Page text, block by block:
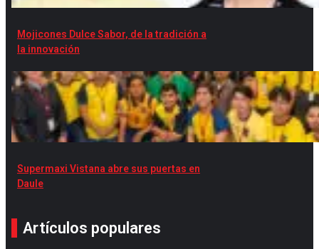
Mojicones Dulce Sabor, de la tradición a
la innovación
Supermaxi Vistana abre sus puertas en
Daule
Artículos populares